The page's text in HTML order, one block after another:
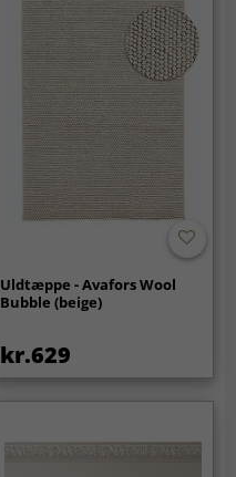
Uldtæppe - Avafors Wool
Bubble (beige)
kr.629